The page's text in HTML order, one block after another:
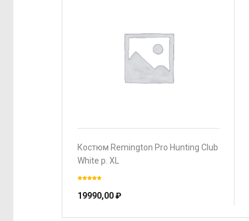
Костюм Remington Pro Hunting Club
White р. XL
19990,00₽